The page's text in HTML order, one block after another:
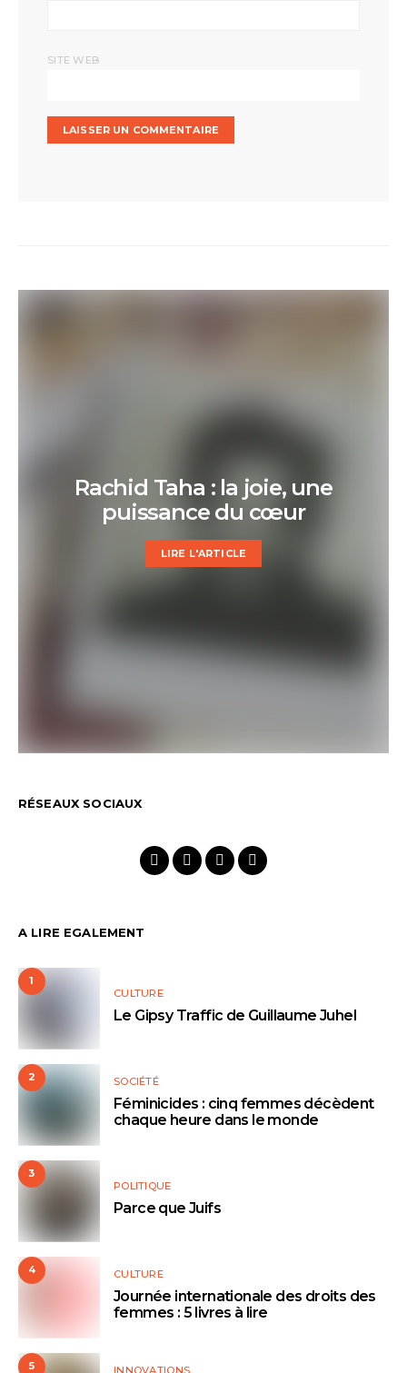
SITE WEB
Rachid Taha : la joie, une
puissance du cœur
LIRE L'ARTICLE
RÉSEAUX SOCIAUX
A LIRE EGALEMENT
1
CULTURE
Le Gipsy Traffic de Guillaume Juhel
2 SOCIÉTÉ
Féminicides : cinq femmes décèdent
chaque heure dans le monde
3
POLITIQUE
Parce que Juifs
4 CULTURE
Journée internationale des droits des
femmes : 5 livres à lire
5 INNOVATIONS